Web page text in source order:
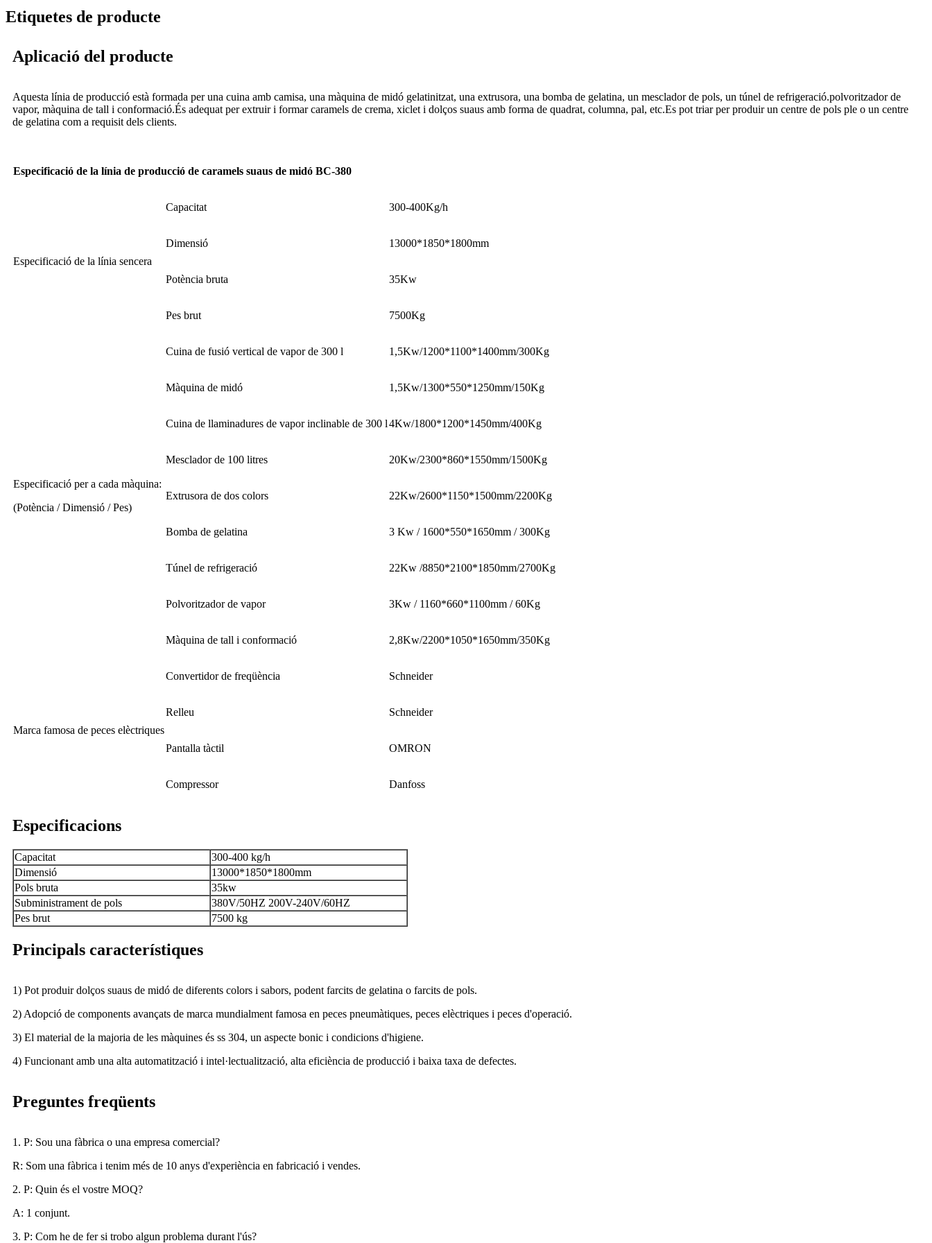
Etiquetes de producte
Aplicació del producte
Aquesta línia de producció està formada per una cuina amb camisa, una màquina de midó gelatinitzat, una extrusora, una bomba de gelatina, un mesclador de pols, un túnel de refrigeració.polvoritzador de
vapor, màquina de tall i conformació.És adequat per extruir i formar caramels de crema, xiclet i dolços suaus amb forma de quadrat, columna, pal, etc.Es pot triar per produir un centre de pols ple o un centre
de gelatina com a requisit dels clients.
Especificació de la línia de producció de caramels suaus de midó BC-380
Especificació de la línia sencera
Capacitat 300-400Kg/h
Dimensió 13000*1850*1800mm
Potència bruta 35Kw
Pes brut 7500Kg
Especificació per a cada màquina:
(Potència / Dimensió / Pes)
Cuina de fusió vertical de vapor de 300 l 1,5Kw/1200*1100*1400mm/300Kg
Màquina de midó 1,5Kw/1300*550*1250mm/150Kg
Cuina de llaminadures de vapor inclinable de 300 l4Kw/1800*1200*1450mm/400Kg
Mesclador de 100 litres 20Kw/2300*860*1550mm/1500Kg
Extrusora de dos colors 22Kw/2600*1150*1500mm/2200Kg
Bomba de gelatina 3 Kw / 1600*550*1650mm / 300Kg
Túnel de refrigeració 22Kw /8850*2100*1850mm/2700Kg
Polvoritzador de vapor 3Kw / 1160*660*1100mm / 60Kg
Màquina de tall i conformació 2,8Kw/2200*1050*1650mm/350Kg
Marca famosa de peces elèctriques
Convertidor de freqüència Schneider
Relleu Schneider
Pantalla tàctil OMRON
Compressor Danfoss
Especificacions
Capacitat
300-400 kg/h
Dimensió
13000*1850*1800mm
Pols bruta
35kw
Subministrament de pols
380V/50HZ 200V-240V/60HZ
Pes brut
7500 kg
Principals característiques
1) Pot produir dolços suaus de midó de diferents colors i sabors, podent farcits de gelatina o farcits de pols.
2) Adopció de components avançats de marca mundialment famosa en peces pneumàtiques, peces elèctriques i peces d'operació.
3) El material de la majoria de les màquines és ss 304, un aspecte bonic i condicions d'higiene.
4) Funcionant amb una alta automatització i intel·lectualització, alta eficiència de producció i baixa taxa de defectes.
Preguntes freqüents
1. P: Sou una fàbrica o una empresa comercial?
R: Som una fàbrica i tenim més de 10 anys d'experiència en fabricació i vendes.
2. P: Quin és el vostre MOQ?
A: 1 conjunt.
3. P: Com he de fer si trobo algun problema durant l'ús?